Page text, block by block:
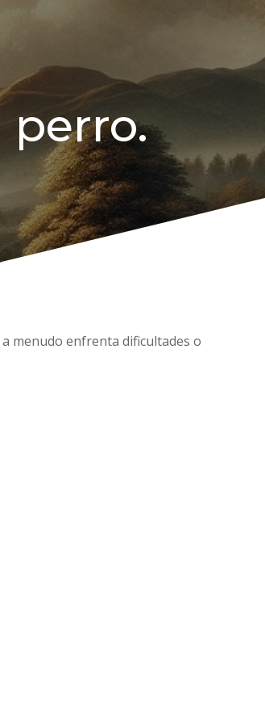
menudo enfrenta dificultades o